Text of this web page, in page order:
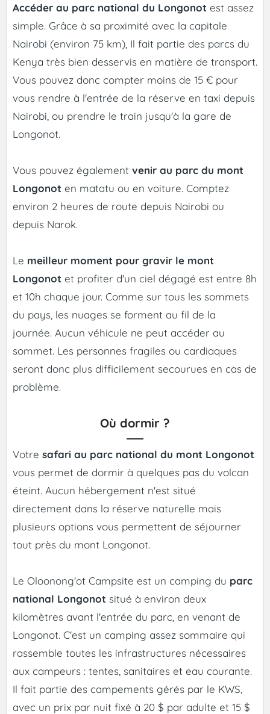
Accéder au parc national du Longonot est assez
simple. Grâce à sa proximité avec la capitale
Nairobi (environ 75 km), Il fait partie des parcs du
Kenya très bien desservis en matière de transport.
Vous pouvez donc compter moins de 15 € pour
vous rendre à l'entrée de la réserve en taxi depuis
Nairobi, ou prendre le train jusqu'à la gare de
Longonot.
Vous pouvez également venir au parc du mont
Longonot en matatu ou en voiture. Comptez
environ 2 heures de route depuis Nairobi ou
depuis Narok.
Le meilleur moment pour gravir le mont
Longonot et profiter d'un ciel dégagé est entre 8h
et 10h chaque jour. Comme sur tous les sommets
du pays, les nuages se forment au fil de la
journée. Aucun véhicule ne peut accéder au
sommet. Les personnes fragiles ou cardiaques
seront donc plus difficilement secourues en cas de
problème.
Où dormir ?
Votre safari au parc national du mont Longonot
vous permet de dormir à quelques pas du volcan
éteint. Aucun hébergement n'est situé
directement dans la réserve naturelle mais
plusieurs options vous permettent de séjourner
tout près du mont Longonot.
Le Oloonong'ot Campsite est un camping du parc
national Longonot situé à environ deux
kilomètres avant l'entrée du parc, en venant de
Longonot. C'est un camping assez sommaire qui
rassemble toutes les infrastructures nécessaires
aux campeurs : tentes, sanitaires et eau courante.
Il fait partie des campements gérés par le KWS,
avec un prix par nuit fixé à 20 $ par adulte et 15 $